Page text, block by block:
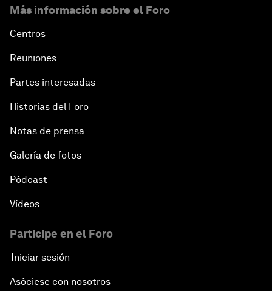
Más información sobre el Foro
Centros
Reuniones
Partes interesadas
Historias del Foro
Notas de prensa
Galería de fotos
Pódcast
Vídeos
Participe en el Foro
Iniciar sesión
Asóciese con nosotros